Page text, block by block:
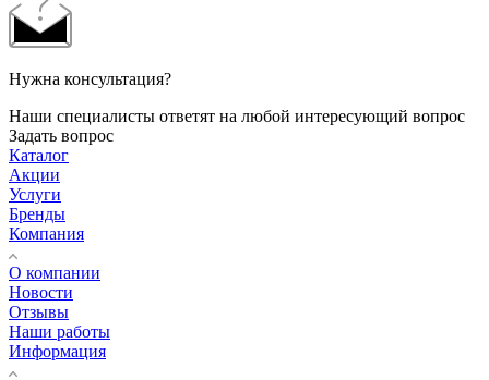
Нужна консультация?
Наши специалисты ответят на любой интересующий вопрос
Задать вопрос
Каталог
Акции
Услуги
Бренды
Компания
О компании
Новости
Отзывы
Наши работы
Информация